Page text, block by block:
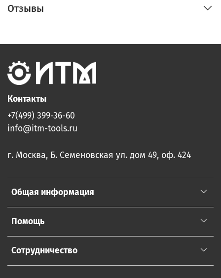
Отзывы
Общая информация
Помощь
Сотрудничество
Контакты
+7(499) 399-36-60
info@itm-tools.ru
г. Москва, Б. Семеновская ул. дом 49, оф. 424